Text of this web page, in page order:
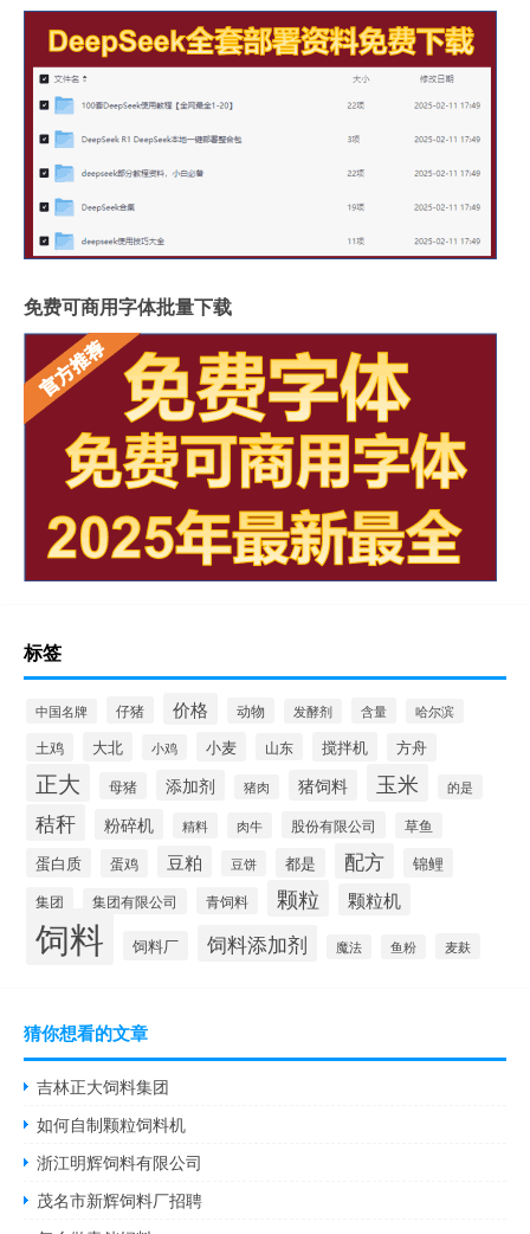
免费可商用字体批量下载
标签
中国名牌 仔猪 价格 动物 发酵剂 含量 哈尔滨
土鸡 大北 小鸡 小麦 山东 搅拌机 方舟
正大 母猪 添加剂 猪肉 猪饲料 玉米 的是
秸秆 粉碎机 精料 肉牛 股份有限公司 草鱼
蛋白质 蛋鸡 豆粕 豆饼 都是 配方 锦鲤
集团 集团有限公司 青饲料 颗粒 颗粒机
饲料 饲料厂 饲料添加剂 魔法 鱼粉 麦麸
猜你想看的文章
吉林正大饲料集团
如何自制颗粒饲料机
浙江明辉饲料有限公司
茂名市新辉饲料厂招聘